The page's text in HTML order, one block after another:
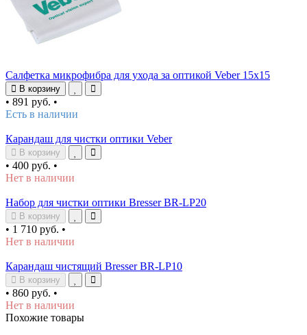
Салфетка микрофибра для ухода за оптикой Veber 15x15
В корзину
• 891 руб. •
Есть в наличии
Карандаш для чистки оптики Veber
В корзину
• 400 руб. •
Нет в наличии
Набор для чистки оптики Bresser BR-LP20
В корзину
• 1 710 руб. •
Нет в наличии
Карандаш чистящий Bresser BR-LP10
В корзину
• 860 руб. •
Нет в наличии
Похожие товары